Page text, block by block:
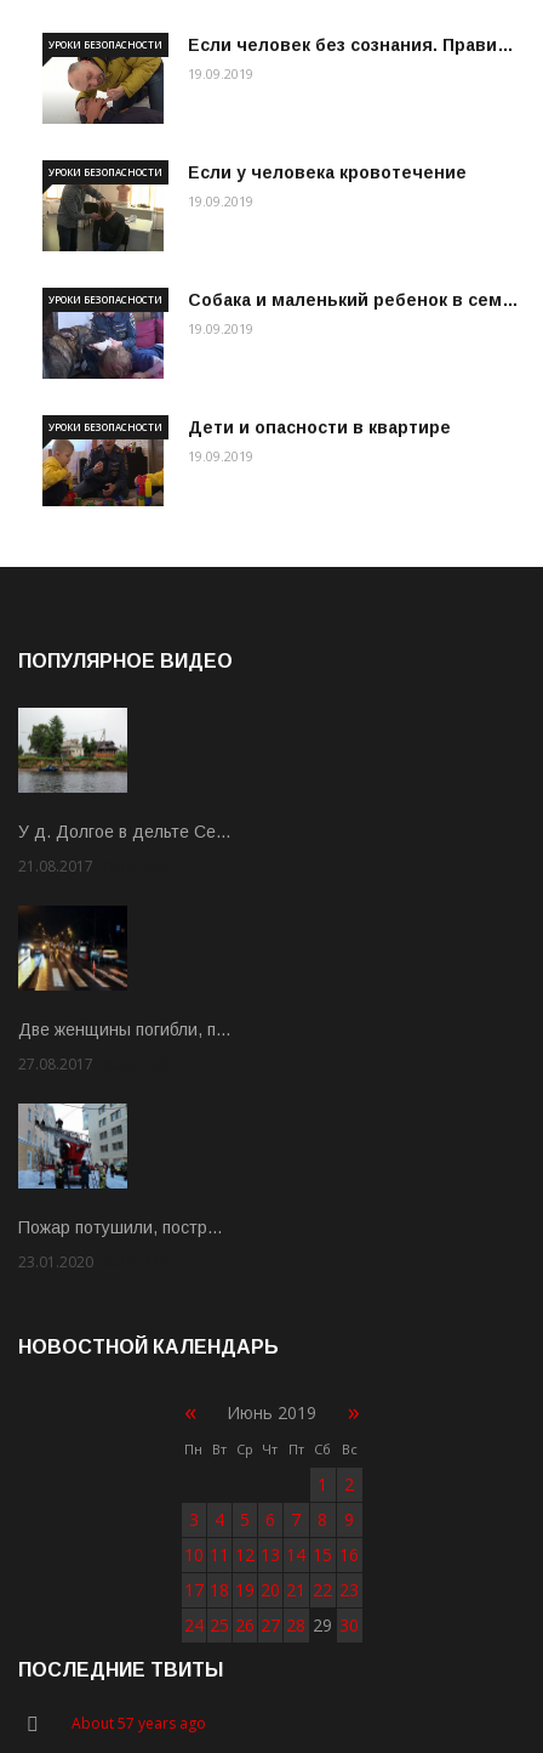
Если человек без сознания. Прави…
УРОКИ БЕЗОПАСНОСТИ
19.09.2019
Если у человека кровотечение
УРОКИ БЕЗОПАСНОСТИ
19.09.2019
Собака и маленький ребенок в сем…
УРОКИ БЕЗОПАСНОСТИ
19.09.2019
Дети и опасности в квартире
УРОКИ БЕЗОПАСНОСТИ
19.09.2019
ПОПУЛЯРНОЕ ВИДЕО
У д. Долгое в дельте Се…
21.08.2017
Две женщины погибли, п…
27.08.2017
Пожар потушили, постр…
23.01.2020
НОВОСТНОЙ КАЛЕНДАРЬ
« Июнь 2019 »
Пн Вт Ср Чт Пт Сб Вс
1
2
3
4 5 6 7 8
9
10 11 12 13 14 15 16
17 18 19 20 21 22 23
24 25 26 27 28 29 30
ПОСЛЕДНИЕ ТВИТЫ
About 57 years ago